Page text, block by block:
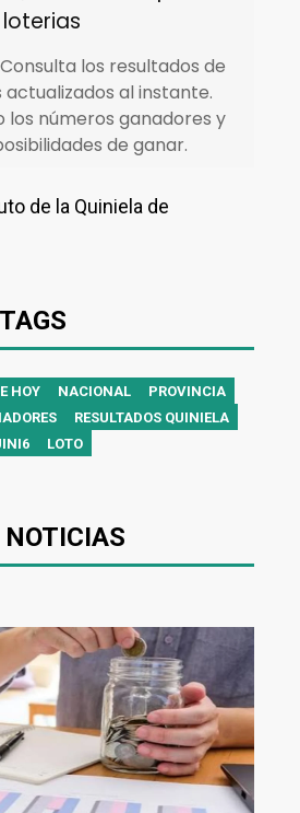
de la Quiniela de
TAGS
HOY NACIONAL
PROVINCIA
RESULTADOS QUINIELA
LOTO